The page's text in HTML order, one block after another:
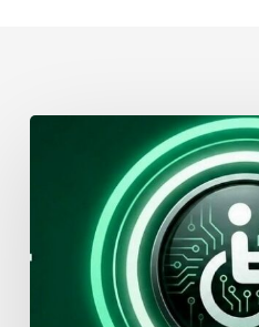
Летний
«Навигация
доступности
–
маршрут